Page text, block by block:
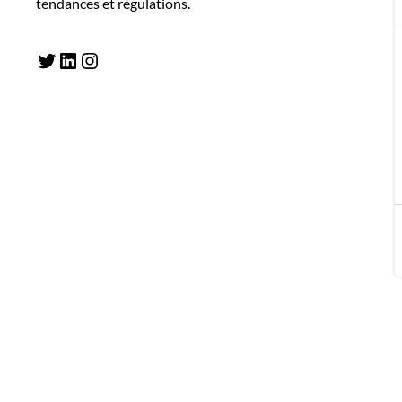
Twitter LinkedIn Instagram